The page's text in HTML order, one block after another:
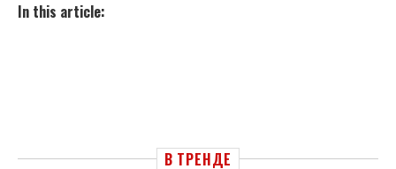
In this article:
В ТРЕНДЕ